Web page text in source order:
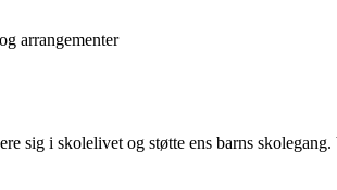
arrangementer
sig i skolelivet og støtte ens barns